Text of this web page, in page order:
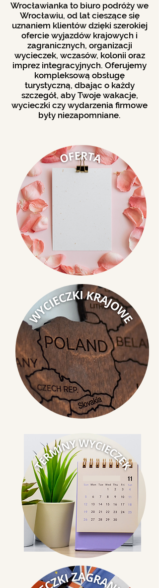
Wrocławianka to biuro podróży we
Wrocławiu, od lat cieszące się
uznaniem klientów dzięki szerokiej
ofercie wyjazdów krajowych i
zagranicznych, organizacji
wycieczek, wczasów, kolonii oraz
imprez integracyjnych. Oferujemy
kompleksową obsługę
turystyczną, dbając o każdy
szczegół, aby Twoje wakacje,
wycieczki czy wydarzenia firmowe
były niezapomniane.